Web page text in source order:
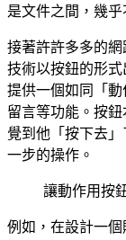
是文件之間，幾乎
接著許許多多的網
技術以按鈕的形
提供一個如同「
留言等功能。按
覺到他「按下去
一步的操作。
讓動作用按
例如，在設計一